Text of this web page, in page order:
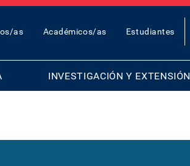
as Académicos/as Estudiantes
INVESTIGACIÓN Y EXTENSIÓN